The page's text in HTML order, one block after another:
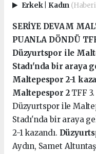
Erkek Kadın
SERİYE DEVAM
PUANLA DÖNDÜ
Düzyurtspor ile
Stadı'nda bir araya
Maltepespor 2-1
Maltepespor 2TFF 3.
Düzyurtspor ile
Stadı'nda bir araya
2-1 kazandı.
Aydın, Samet